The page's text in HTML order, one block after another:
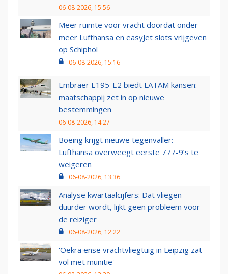
06-08-2026, 15:56
Meer ruimte voor vracht doordat onder
meer Lufthansa en easyJet slots vrijgeven
op Schiphol
06-08-2026, 15:16
Embraer E195-E2 biedt LATAM kansen:
maatschappij zet in op nieuwe
bestemmingen
06-08-2026, 14:27
Boeing krijgt nieuwe tegenvaller:
Lufthansa overweegt eerste 777-9’s te
weigeren
06-08-2026, 13:36
Analyse kwartaalcijfers: Dat vliegen
duurder wordt, lijkt geen probleem voor
de reiziger
06-08-2026, 12:22
'Oekraïense vrachtvliegtuig in Leipzig zat
vol met munitie'